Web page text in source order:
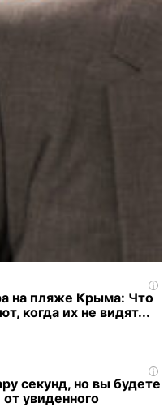
i
на пляже Крыма: Что
когда их не видят...
i
секунд, но вы будете
увиденного